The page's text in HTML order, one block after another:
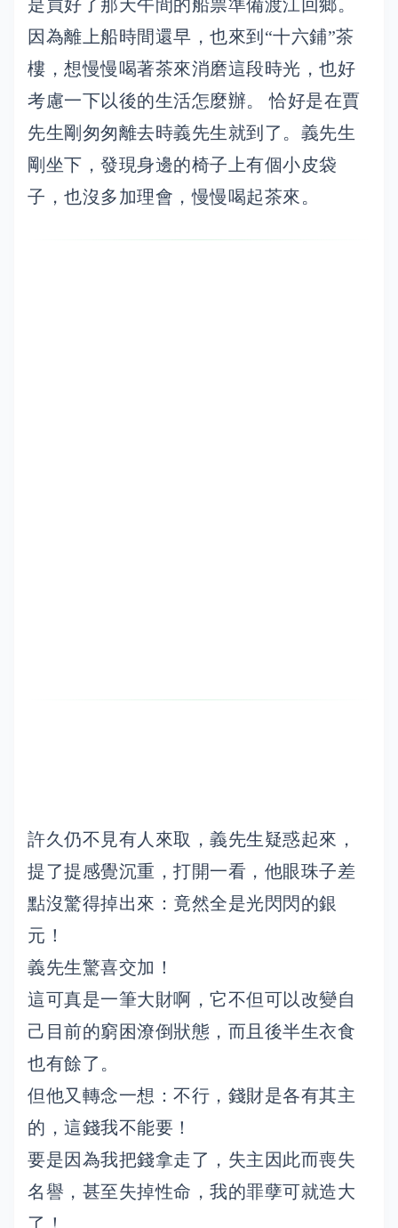
是買好了那天午間的船票準備渡江回鄉。
因為離上船時間還早，也來到“十六鋪”茶
樓，想慢慢喝著茶來消磨這段時光，也好
考慮一下以後的生活怎麼辦。 恰好是在賈
先生剛匆匆離去時義先生就到了。義先生
剛坐下，發現身邊的椅子上有個小皮袋
子，也沒多加理會，慢慢喝起茶來。
許久仍不見有人來取，義先生疑惑起來，
提了提感覺沉重，打開一看，他眼珠子差
點沒驚得掉出來：竟然全是光閃閃的銀
元！
義先生驚喜交加！
這可真是一筆大財啊，它不但可以改變自
己目前的窮困潦倒狀態，而且後半生衣食
也有餘了。
但他又轉念一想：不行，錢財是各有其主
的，這錢我不能要！
要是因為我把錢拿走了，失主因此而喪失
名譽，甚至失掉性命，我的罪孽可就造大
了！